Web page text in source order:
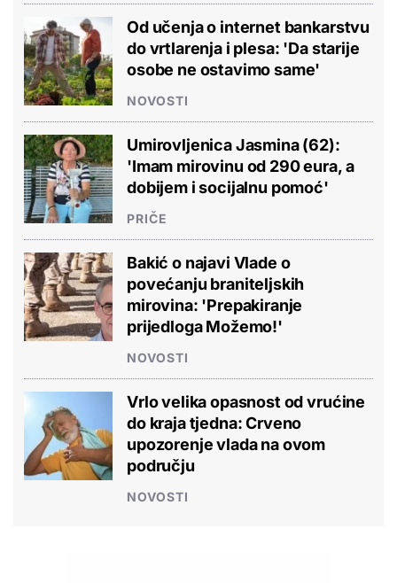
Od učenja o internet bankarstvu
do vrtlarenja i plesa: 'Da starije
osobe ne ostavimo same'
NOVOSTI
Umirovljenica Jasmina (62):
'Imam mirovinu od 290 eura, a
dobijem i socijalnu pomoć'
PRIČE
Bakić o najavi Vlade o
povećanju braniteljskih
mirovina: 'Prepakiranje
prijedloga Možemo!'
NOVOSTI
Vrlo velika opasnost od vrućine
do kraja tjedna: Crveno
upozorenje vlada na ovom
području
NOVOSTI